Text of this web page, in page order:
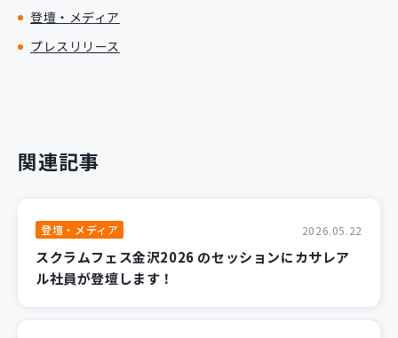
登壇・メディア
プレスリリース
関連記事
登壇・メディア 2026.05.22
スクラムフェス金沢2026 のセッションにカサレア
ル社員が登壇します！